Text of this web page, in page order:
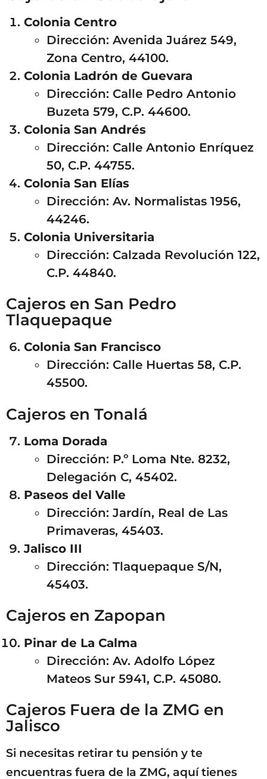
Colonia Centro
Dirección: Avenida Juárez 549,
Zona Centro, 44100.
Colonia Ladrón de Guevara
Dirección: Calle Pedro Antonio
Buzeta 579, C.P. 44600.
Colonia San Andrés
Dirección: Calle Antonio Enríquez
50, C.P. 44755.
Colonia San Elías
Dirección: Av. Normalistas 1956,
44246.
Colonia Universitaria
Dirección: Calzada Revolución 122,
C.P. 44840.
Cajeros en San Pedro
Tlaquepaque
Colonia San Francisco
Dirección: Calle Huertas 58, C.P.
45500.
Cajeros en Tonalá
Loma Dorada
Dirección: P.º Loma Nte. 8232,
Delegación C, 45402.
Paseos del Valle
Dirección: Jardín, Real de Las
Primaveras, 45403.
Jalisco III
Dirección: Tlaquepaque S/N,
45403.
Cajeros en Zapopan
Pinar de La Calma
Dirección: Av. Adolfo López
Mateos Sur 5941, C.P. 45080.
Cajeros Fuera de la ZMG en
Jalisco
Si necesitas retirar tu pensión y te
encuentras fuera de la ZMG, aquí tienes